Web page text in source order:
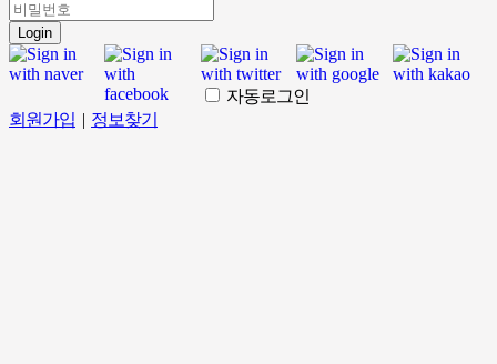
Login
자동로그인
회원가입 | 정보찾기